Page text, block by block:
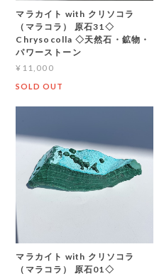
マラカイト with クリソコラ
（マラコラ） 原石31◇
Chrysocolla ◇天然石・鉱物・
パワーストーン
¥11,000
SOLD OUT
マラカイト with クリソコラ
（マラコラ） 原石01◇